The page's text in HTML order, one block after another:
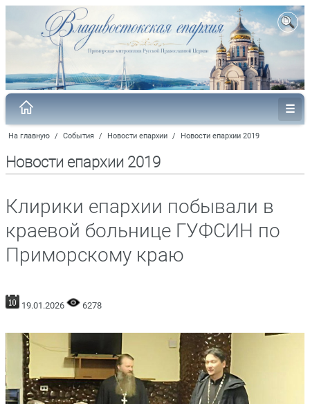
На главную / События / Новости епархии / Новости епархии 2019
Новости епархии 2019
Клирики епархии побывали в
краевой больнице ГУФСИН по
Приморскому краю
19.01.2026 6278